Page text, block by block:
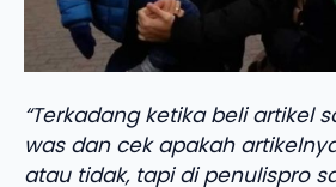
“Terkadang ketika beli artikel
was dan cek apakah
atau tidak, tapi di penulispro